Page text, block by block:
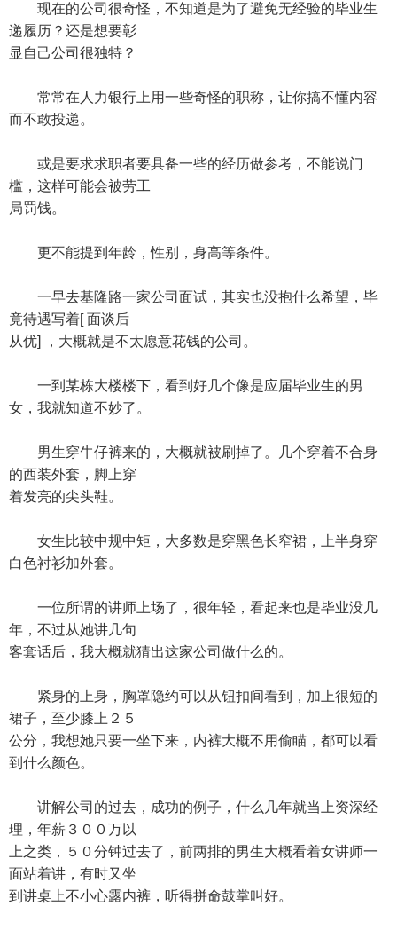
现在的公司很奇怪，不知道是为了避免无经验的毕业生
递履历？还是想要彰
显自己公司很独特？
常常在人力银行上用一些奇怪的职称，让你搞不懂内容
而不敢投递。
或是要求求职者要具备一些的经历做参考，不能说门
槛，这样可能会被劳工
局罚钱。
更不能提到年龄，性别，身高等条件。
一早去基隆路一家公司面试，其实也没抱什么希望，毕
竟待遇写着[ 面谈后
从优] ，大概就是不太愿意花钱的公司。
一到某栋大楼楼下，看到好几个像是应届毕业生的男
女，我就知道不妙了。
男生穿牛仔裤来的，大概就被刷掉了。几个穿着不合身
的西装外套，脚上穿
着发亮的尖头鞋。
女生比较中规中矩，大多数是穿黑色长窄裙，上半身穿
白色衬衫加外套。
一位所谓的讲师上场了，很年轻，看起来也是毕业没几
年，不过从她讲几句
客套话后，我大概就猜出这家公司做什么的。
紧身的上身，胸罩隐约可以从钮扣间看到，加上很短的
裙子，至少膝上２５
公分，我想她只要一坐下来，内裤大概不用偷瞄，都可以看
到什么颜色。
讲解公司的过去，成功的例子，什么几年就当上资深经
理，年薪３００万以
上之类，５０分钟过去了，前两排的男生大概看着女讲师一
面站着讲，有时又坐
到讲桌上不小心露内裤，听得拼命鼓掌叫好。